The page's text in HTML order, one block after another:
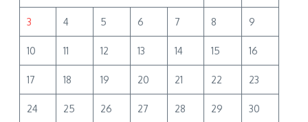
3 4 5 6 7 8 9
10 11 12 13 14 15 16
17 18 19 20 21 22 23
24 25 26 27 28 29 30